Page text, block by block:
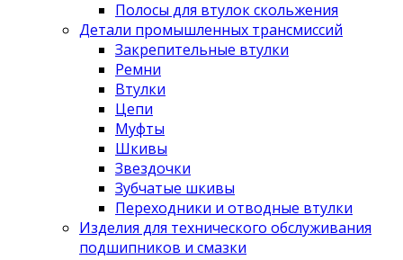
Полосы для втулок скольжения
Детали промышленных трансмиссий
Закрепительные втулки
Ремни
Втулки
Цепи
Муфты
Шкивы
Звездочки
Зубчатые шкивы
Переходники и отводные втулки
Изделия для технического обслуживания
подшипников и смазки